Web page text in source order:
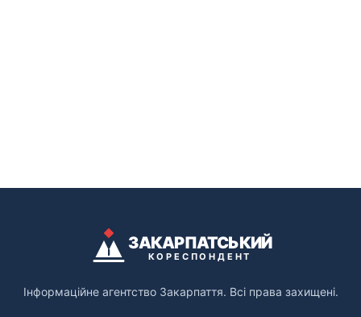
ЗАКАРПАТСЬКИЙ
КОРЕСПОНДЕНТ
Інформаційне агентство Закарпаття. Всі права захищені.